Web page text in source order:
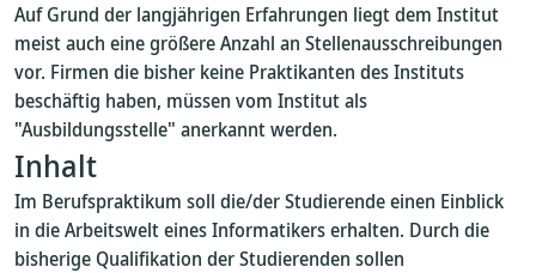
Auf Grund der langjährigen Erfahrungen liegt dem Institut
meist auch eine größere Anzahl an Stellenausschreibungen
vor. Firmen die bisher keine Praktikanten des Instituts
beschäftig haben, müssen vom Institut als
"Ausbildungsstelle" anerkannt werden.
Inhalt
Im Berufspraktikum soll die/der Studierende einen Einblick
in die Arbeitswelt eines Informatikers erhalten. Durch die
bisherige Qualifikation der Studierenden sollen